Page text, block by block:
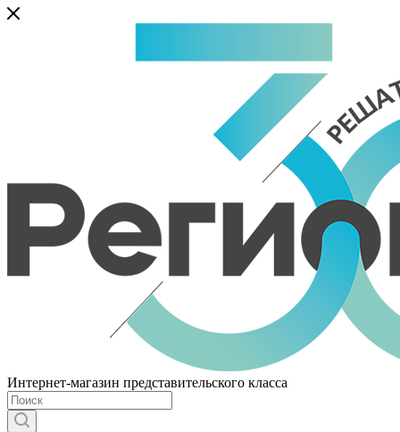
Интернет-магазин представительского класса